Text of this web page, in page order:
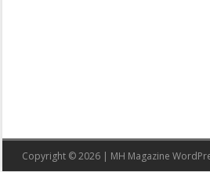
Copyright © 2026 | MH Magazine